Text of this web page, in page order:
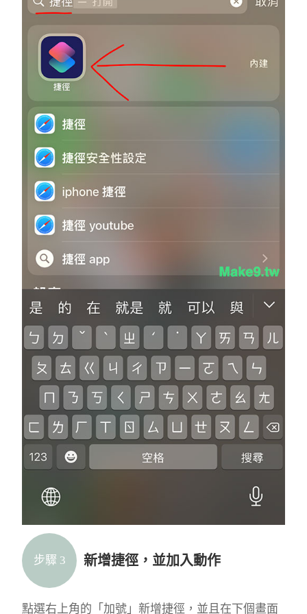
步驟 3 新增捷徑，並加入動作
點選右上角的「加號」新增捷徑，並且在下個畫面